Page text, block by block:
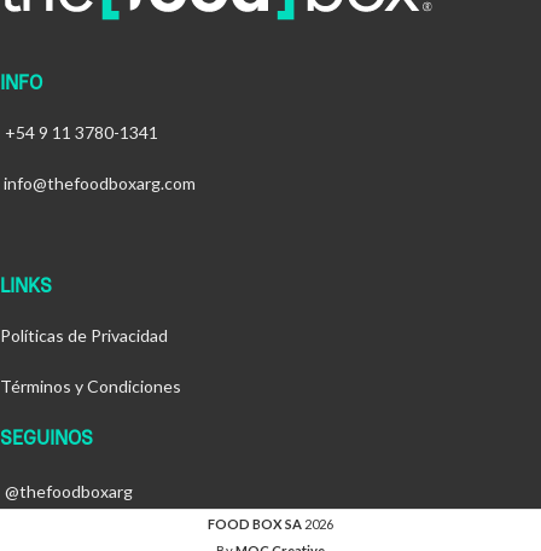
INFO
+54 9 11 3780-1341
info@thefoodboxarg.com
LINKS
Políticas de Privacidad
Términos y Condiciones
SEGUINOS
@thefoodboxarg
FOOD BOX SA 2026